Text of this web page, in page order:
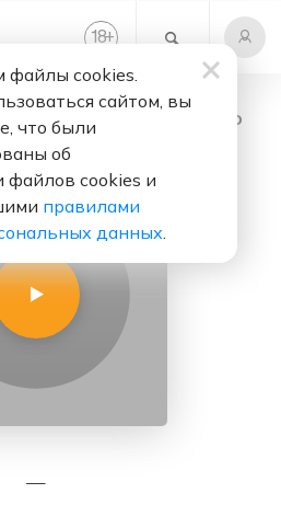
18+
Слушать бесплатно
—
файлы cookies.
сайтом, вы
что были
об
файлов cookies и
правилами
данных.